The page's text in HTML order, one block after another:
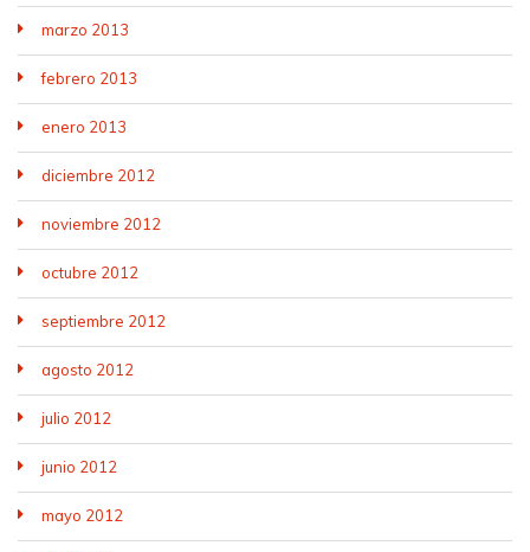
marzo 2013
febrero 2013
enero 2013
diciembre 2012
noviembre 2012
octubre 2012
septiembre 2012
agosto 2012
julio 2012
junio 2012
mayo 2012